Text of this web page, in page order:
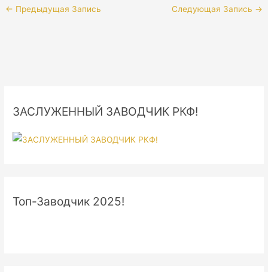
← Предыдущая Запись Следующая Запись →
ЗАСЛУЖЕННЫЙ ЗАВОДЧИК РКФ!
Топ-Заводчик 2025!